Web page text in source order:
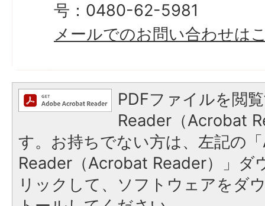
号：0480-62-5981
メールでのお問い合わせは
PDFファイルを閲
Reader（Acrobat
す。お持ちでない方は、左記の
Reader（Acrobat Reader）」ダ
リックして、ソフトウェアをダ